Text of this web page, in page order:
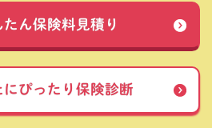
たん保険料見積り
にぴったり保険診断